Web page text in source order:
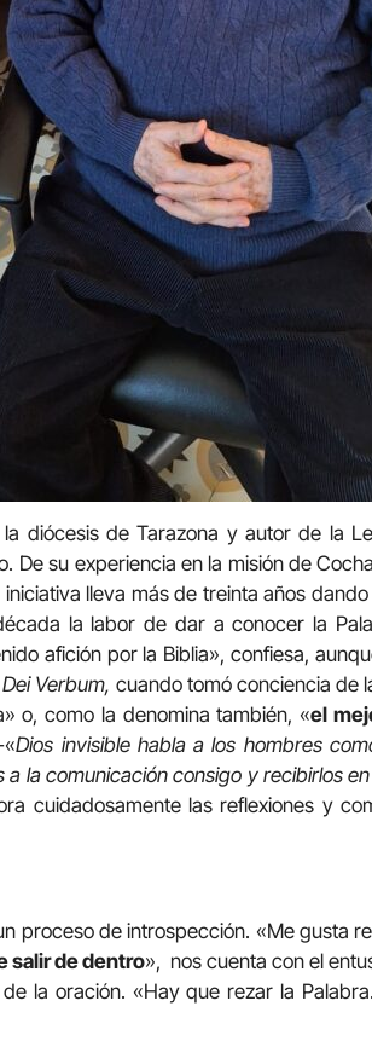
diócesis de Tarazona y autor de la
De su experiencia en la misión de
lleva más de treinta años
la labor de dar a conocer la
afición por la Biblia», confiesa,
Dei Verbum, cuando tomó conciencia de
o, como la denomina también, «el
«Dios invisible habla a los hombres
la comunicación consigo y recibirlos
cuidadosamente las reflexiones y
proceso de introspección. «Me gusta
salir de dentro», nos cuenta con el
la oración. «Hay que rezar la